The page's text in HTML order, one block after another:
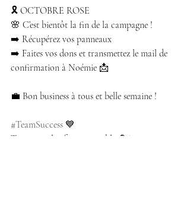
🎗️ OCTOBRE ROSE
🌸 C’est bientôt la fin de la campagne !
➡️ Récupérez vos panneaux
➡️ Faites vos dons et transmettez le mail de
confirmation à Noémie 📩
💼 Bon business à tous et belle semaine !
#TeamSuccess 💙
Toujours plus forts ensemble 💪✨